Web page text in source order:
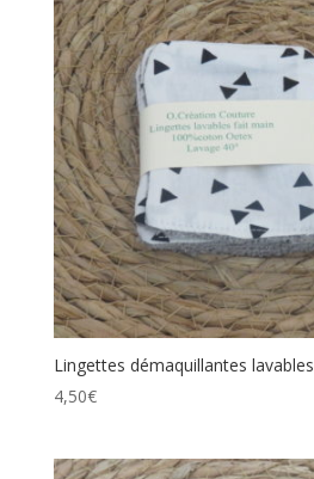
Lingettes démaquillantes lavables
4,50€